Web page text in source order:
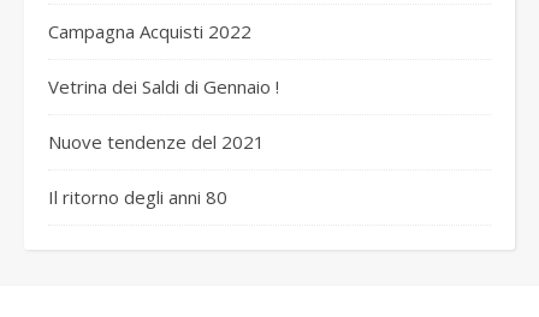
Campagna Acquisti 2022
Vetrina dei Saldi di Gennaio !
Nuove tendenze del 2021
Il ritorno degli anni 80